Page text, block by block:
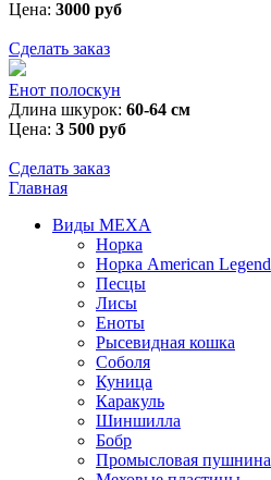
Цена: 3000 руб
Сделать заказ
Енот полоскун
Длина шкурок: 60-64 см
Цена: 3 500 руб
Сделать заказ
Главная
Виды МЕХА
Норка
Норка American Legend
Песцы
Лисы
Еноты
Рысевидная кошка
Соболя
Куница
Каракуль
Шиншилла
Бобр
Промысловая пушнина